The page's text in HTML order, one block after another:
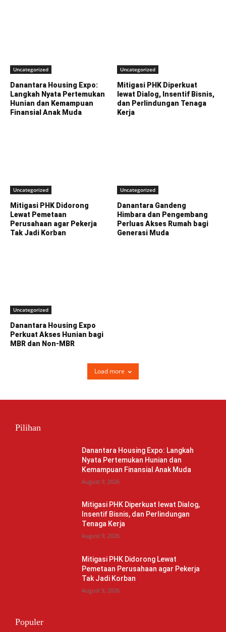
Uncategorized
Danantara Housing Expo:
Langkah Nyata Pertemukan
Hunian dan Kemampuan
Finansial Anak Muda
Uncategorized
Mitigasi PHK Diperkuat
lewat Dialog, Insentif Bisnis,
dan Perlindungan Tenaga
Kerja
Uncategorized
Mitigasi PHK Didorong
Lewat Pemetaan
Perusahaan agar Pekerja
Tak Jadi Korban
Uncategorized
Danantara Gandeng
Himbara dan Pengembang
Perluas Akses Rumah bagi
Generasi Muda
Uncategorized
Danantara Housing Expo
Perkuat Akses Hunian bagi
MBR dan Non-MBR
Load more
Pilihan
Danantara Housing Expo: Langkah
Nyata Pertemukan Hunian dan
Kemampuan Finansial Anak Muda
August 9, 2026
Mitigasi PHK Diperkuat lewat Dialog,
Insentif Bisnis, dan Perlindungan
Tenaga Kerja
August 9, 2026
Mitigasi PHK Didorong Lewat
Pemetaan Perusahaan agar Pekerja
Tak Jadi Korban
August 9, 2026
Populer